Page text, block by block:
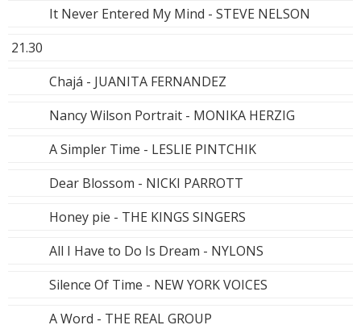
It Never Entered My Mind - STEVE NELSON
21.30
Chajá - JUANITA FERNANDEZ
Nancy Wilson Portrait - MONIKA HERZIG
A Simpler Time - LESLIE PINTCHIK
Dear Blossom - NICKI PARROTT
Honey pie - THE KINGS SINGERS
All I Have to Do Is Dream - NYLONS
Silence Of Time - NEW YORK VOICES
A Word - THE REAL GROUP